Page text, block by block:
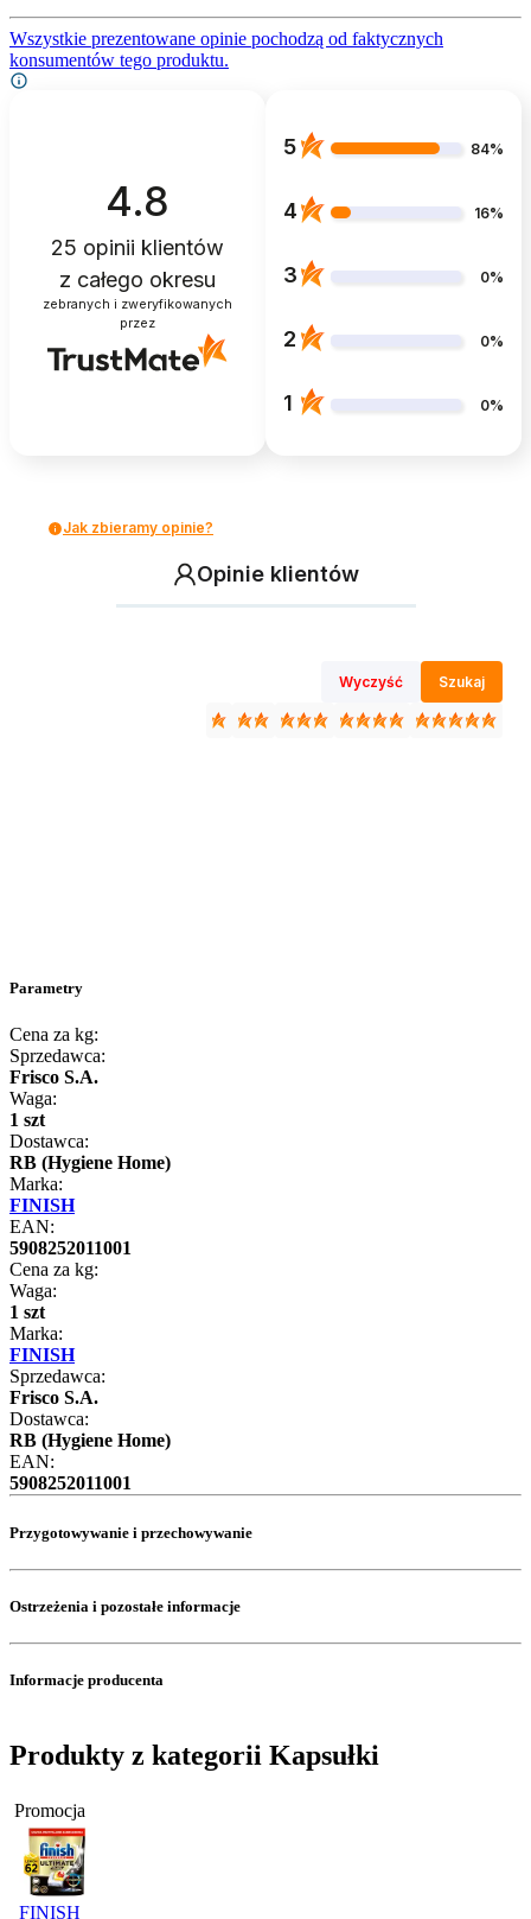
Wszystkie prezentowane opinie pochodzą od faktycznych
konsumentów tego produktu.
4.8
25 opinii klientów
z całego okresu
zebranych i zweryfikowanych
przez
5 84%
4 16%
3 0%
2 0%
1 0%
Jak zbieramy opinie?
Opinie klientów
Wyczyść Szukaj
Parametry
Cena za kg:
Sprzedawca:
Frisco S.A.
Waga:
1 szt
Dostawca:
RB (Hygiene Home)
Marka:
FINISH
EAN:
5908252011001
Cena za kg:
Waga:
1 szt
Marka:
FINISH
Sprzedawca:
Frisco S.A.
Dostawca:
RB (Hygiene Home)
EAN:
5908252011001
Przygotowywanie i przechowywanie
Ostrzeżenia i pozostałe informacje
Informacje producenta
Produkty z kategorii Kapsułki
Promocja
FINISH